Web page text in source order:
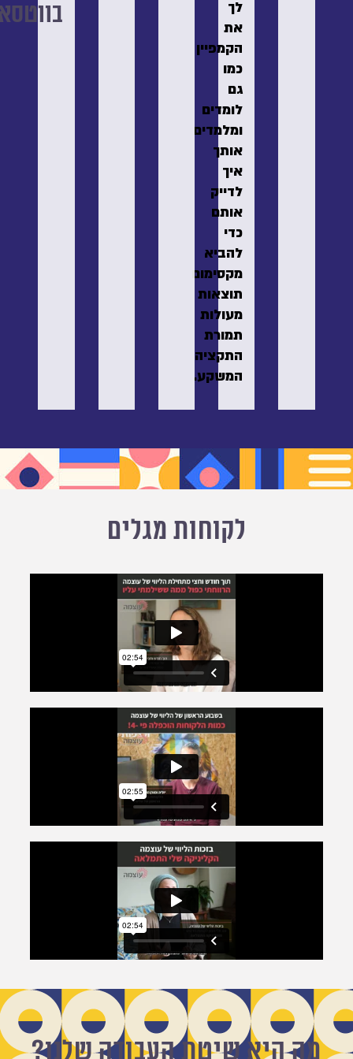
הקמפיין
לומדים
ומלמדים
אותך
לדייק
אותם
להביא
מקסימום
תוצאות
מעולות
תמורת
התקציה
המשקע.
בווטסאפ.
לקוחות מגלים
מה היא שיטת העבודה שלנו?